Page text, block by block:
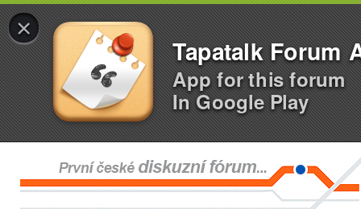
×
Tapatalk Forum
App for this forum
In Google Play